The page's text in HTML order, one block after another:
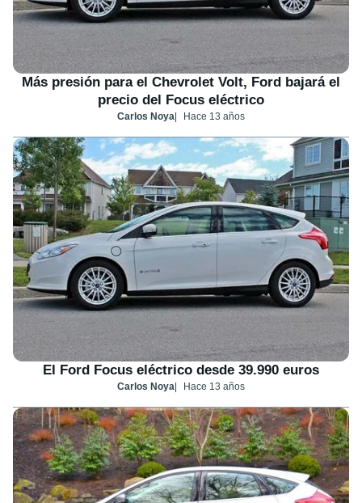
Más presión para el Chevrolet Volt, Ford bajará el
precio del Focus eléctrico
Carlos Noya Hace 13 años
El Ford Focus eléctrico desde 39.990 euros
Carlos Noya Hace 13 años